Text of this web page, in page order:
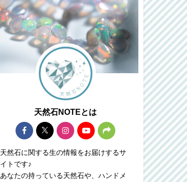
天然石NOTEとは
天然石に関する生の情報をお届けするサ
イトです♪
あなたの持っている天然石や、ハンドメ